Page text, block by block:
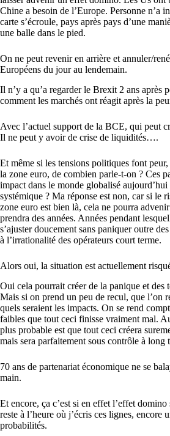
Chine a besoin de l’Europe. Personne n’a
carte s’écroule, pays après pays d’une
une balle dans le pied.
On ne peut revenir en arrière et annuler/
Européens du jour au lendemain.
Il n’y a qu’a regarder le Brexit 2 ans après
comment les marchés ont réagit après la
Avec l’actuel support de la BCE, qui peut
Il ne peut y avoir de crise de liquidités….
Et même si les tensions politiques font
la zone euro, de combien parle-t-on ? Ces
impact dans le monde globalisé
systémique ? Ma réponse est non, car si le
zone euro est bien là, cela ne pourra
prendra des années. Années pendant
s’ajuster doucement sans paniquer outre
à l’irrationalité des opérateurs court terme.
Alors oui, la situation est actuellement
Oui cela pourrait créer de la panique et des
Mais si on prend un peu de recul, que l’on
quels seraient les impacts. On se rend
faibles que tout ceci finisse vraiment mal.
plus probable est que tout ceci créera
mais sera parfaitement sous contrôle à long
70 ans de partenariat économique ne se
main.
Et encore, ça c’est si en effet l’effet
reste à l’heure où j’écris ces lignes, encore
probabilités.